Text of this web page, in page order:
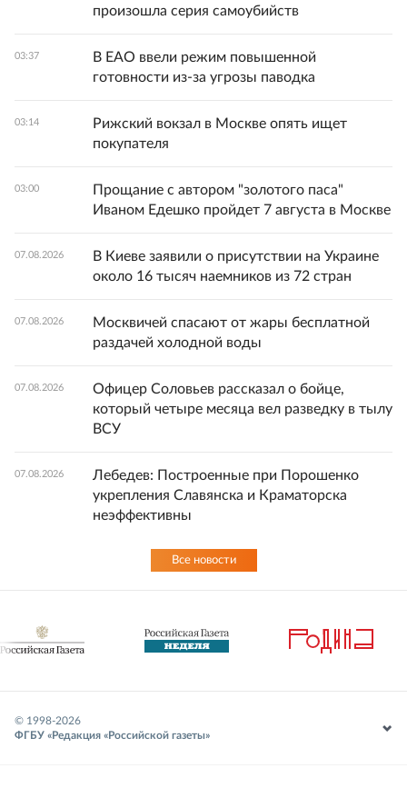
произошла серия самоубийств
03:37
В ЕАО ввели режим повышенной
готовности из-за угрозы паводка
03:14
Рижский вокзал в Москве опять ищет
покупателя
03:00
Прощание с автором "золотого паса"
Иваном Едешко пройдет 7 августа в Москве
07.08.2026
В Киеве заявили о присутствии на Украине
около 16 тысяч наемников из 72 стран
07.08.2026
Москвичей спасают от жары бесплатной
раздачей холодной воды
07.08.2026
Офицер Соловьев рассказал о бойце,
который четыре месяца вел разведку в тылу
ВСУ
07.08.2026
Лебедев: Построенные при Порошенко
укрепления Славянска и Краматорска
неэффективны
Все новости
© 1998-2026
ФГБУ «Редакция «Российской газеты»